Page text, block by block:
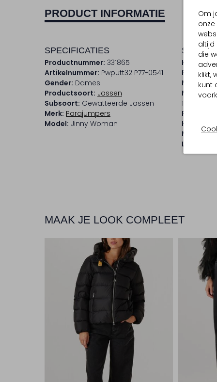
Om
altijd
die
klikt,
kunt
PRODUCT INFORMATIE
SPECIFICATIES
Productnummer: 331865
Artikelnummer: Pwputt32 P77-0541
Gender: Dames
Productsoort: Jassen
Subsoort: Gewatteerde Jassen
Merk: Parajumpers
Model: Jinny Woman
Kleur:
Patroon:
100%
Pasvorm:
Halslijn:
Lengte:
MAAK JE LOOK COMPLEET